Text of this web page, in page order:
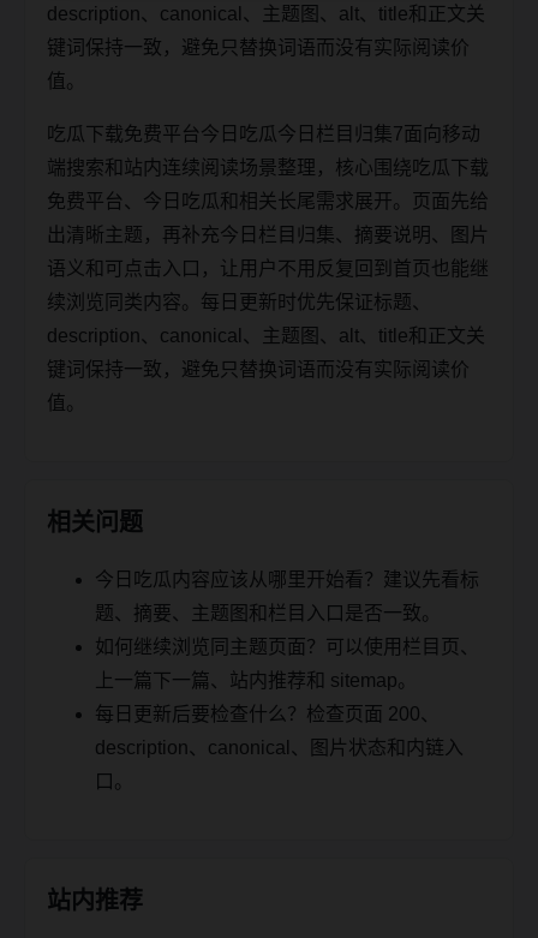
description、canonical、主题图、alt、title和正文关
键词保持一致，避免只替换词语而没有实际阅读价
值。
吃瓜下载免费平台今日吃瓜今日栏目归集7面向移动
端搜索和站内连续阅读场景整理，核心围绕吃瓜下载
免费平台、今日吃瓜和相关长尾需求展开。页面先给
出清晰主题，再补充今日栏目归集、摘要说明、图片
语义和可点击入口，让用户不用反复回到首页也能继
续浏览同类内容。每日更新时优先保证标题、
description、canonical、主题图、alt、title和正文关
键词保持一致，避免只替换词语而没有实际阅读价
值。
相关问题
今日吃瓜内容应该从哪里开始看？建议先看标
题、摘要、主题图和栏目入口是否一致。
如何继续浏览同主题页面？可以使用栏目页、
上一篇下一篇、站内推荐和 sitemap。
每日更新后要检查什么？检查页面 200、
description、canonical、图片状态和内链入
口。
站内推荐